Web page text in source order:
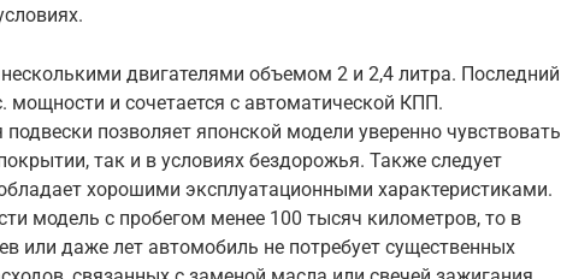
несколькими двигателями объемом 2 и 2,4 литра. Последний
мощности и сочетается с автоматической КПП.
позволяет японской модели уверенно чувствовать
так и в условиях бездорожья. Также следует
хорошими эксплуатационными характеристиками.
модель с пробегом менее 100 тысяч километров, то в
или даже лет автомобиль не потребует существенных